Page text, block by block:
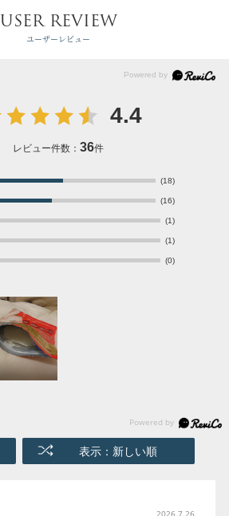
USER REVIEW
ユーザーレビュー
4.4
レビュー件数： 36件
(18)
(16)
(1)
(1)
(0)
表示：新しい順